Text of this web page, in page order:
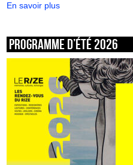
En savoir plus
Programme d’été 2026